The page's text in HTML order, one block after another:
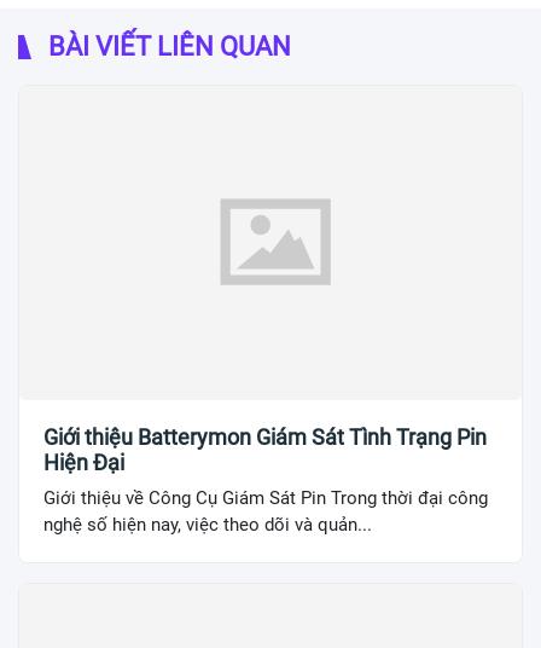
BÀI VIẾT LIÊN QUAN
Giới thiệu Batterymon Giám Sát Tình Trạng Pin
Hiện Đại
Giới thiệu về Công Cụ Giám Sát Pin Trong thời đại công
nghệ số hiện nay, việc theo dõi và quản...